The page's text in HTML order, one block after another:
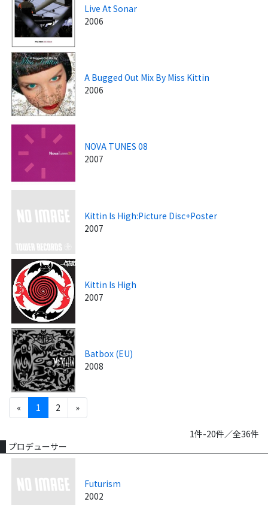
Live At Sonar
2006
A Bugged Out Mix By Miss Kittin
2006
NOVA TUNES 08
2007
Kittin Is High:Picture Disc+Poster
2007
Kittin Is High
2007
Batbox (EU)
2008
« 1 2 »
1件-20件／全36件
プロデューサー
Futurism
2002